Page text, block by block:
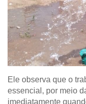
Ele observa que o
essencial, por meio
imediatamente